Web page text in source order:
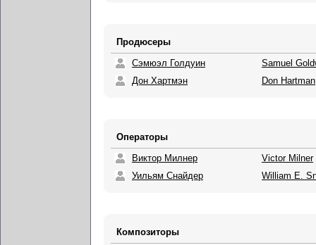
Продюсеры
Сэмюэл Голдуин
Samuel
Дон Хартмэн
Don Hartman
Операторы
Виктор Милнер
Victor Milner
Уильям Снайдер
William E.
Композиторы